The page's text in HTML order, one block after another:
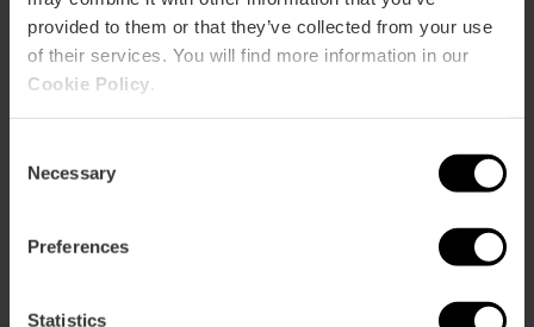
provided to them or that they’ve collected from your use
of their services. You will find more information in our
Cookie Policy
Selection
Necessary
Preferences
Statistics
live
flamenco!
Begeleide motorroutes om
Begeleide
motorroutes
te
ontdekken
Wedstrijden Valenciaanse
pilota
Trinquet